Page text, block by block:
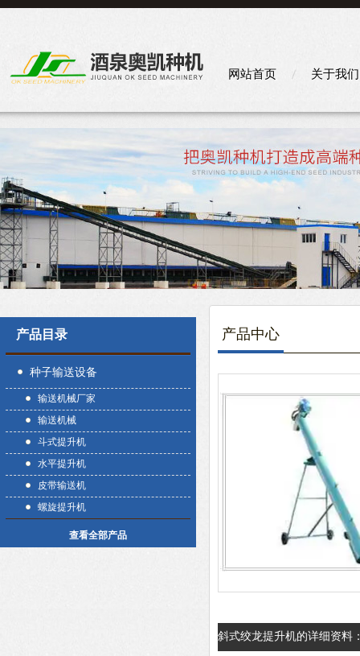
网站首页 关于我们
产品目录
种子输送设备
输送机械厂家
输送机械
斗式提升机
水平提升机
皮带输送机
螺旋提升机
查看全部产品
产品中心
斜式绞龙提升机的详细资料